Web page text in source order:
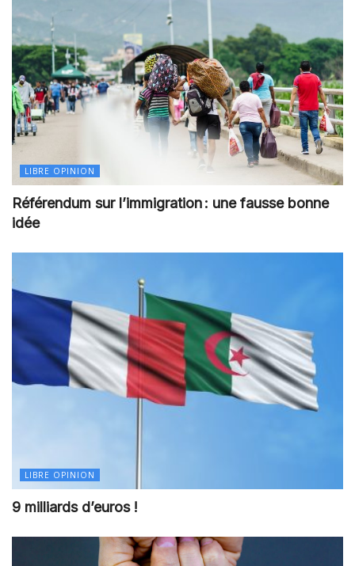
LIBRE OPINION
Référendum sur l’immigration : une fausse bonne
idée
LIBRE OPINION
9 milliards d’euros !